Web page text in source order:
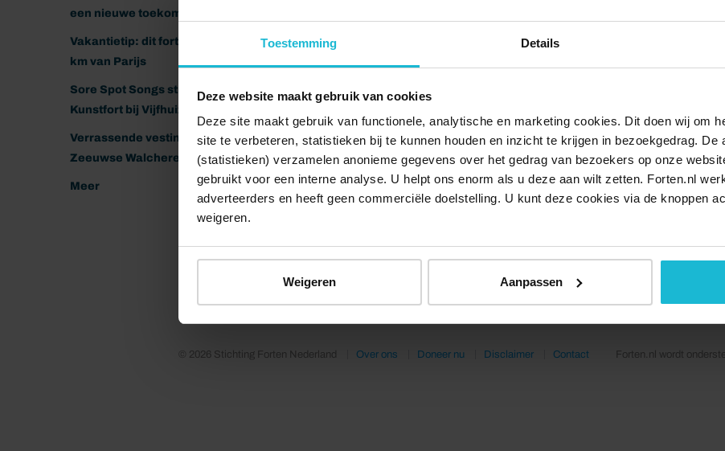
Toestemming Details
Deze website maakt gebruik van cookies
Deze site maakt gebruik van functionele, analytische en marketing cookies. Dit doen wij om
site te verbeteren, statistieken bij te kunnen houden en inzicht te krijgen in bezoekgedrag. De
(statistieken) verzamelen anonieme gegevens over het gedrag van bezoekers op onze
gebruikt voor een interne analyse. U helpt ons enorm als u deze aan wilt zetten. Forten.nl
adverteerders en heeft geen commerciële doelstelling. U kunt deze cookies via de knoppen
weigeren.
Weigeren Aanpassen
een nieuwe toekomst
Vakantietip: dit fort ligt nog geen 20
km van Parijs
Sore Spot Songs strijkt neer op het
Kunstfort bij Vijfhuizen
Verrassende vestingen van het
Zeeuwse Walcheren
Meer
© 2026 Stichting Forten Nederland Over ons Doneer nu Disclaimer Contact Forten.nl wordt